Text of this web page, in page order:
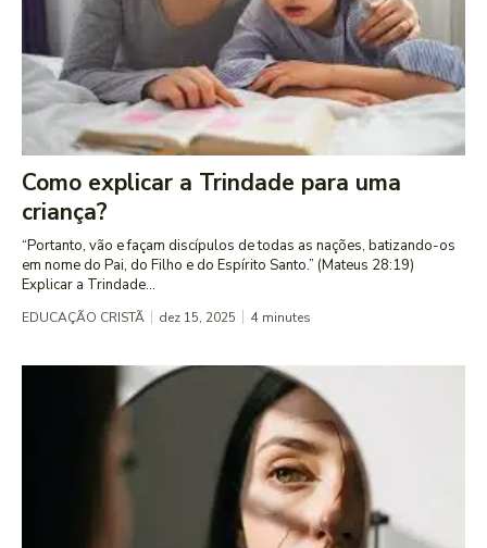
Como explicar a Trindade para uma
criança?
“Portanto, vão e façam discípulos de todas as nações, batizando-os
em nome do Pai, do Filho e do Espírito Santo.” (Mateus 28:19)
Explicar a Trindade...
EDUCAÇÃO CRISTÃ dez 15, 2025 4 minutes